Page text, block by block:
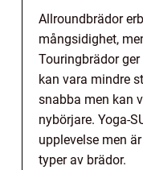
Allroundbrädor
mångsidighet,
Touringbrädor
kan vara mindre
snabba men kan
nybörjare. Yoga-
upplevelse men
typer av brädor.